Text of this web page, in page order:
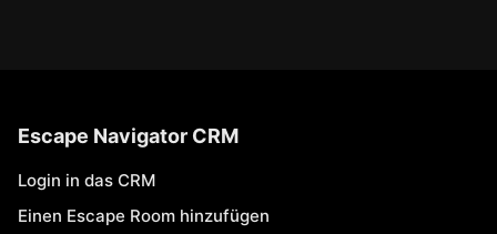
Escape Navigator CRM
Login in das CRM
Einen Escape Room hinzufügen